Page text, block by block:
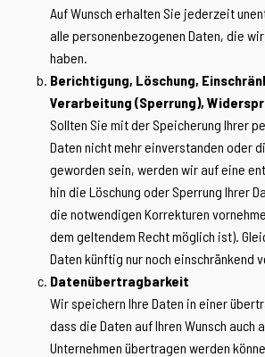
Auf Wunsch erhalten Sie jederzeit
alle personenbezogenen Daten, die
haben.
Berichtigung, Löschung,
Verarbeitung (Sperrung),
Sollten Sie mit der Speicherung Ihrer
Daten nicht mehr einverstanden oder
geworden sein, werden wir auf eine
hin die Löschung oder Sperrung Ihrer
die notwendigen Korrekturen
dem geltendem Recht möglich ist).
Daten künftig nur noch einschränkend
Datenübertragbarkeit
Wir speichern Ihre Daten in einer
dass die Daten auf Ihren Wunsch auch
Unternehmen übertragen werden